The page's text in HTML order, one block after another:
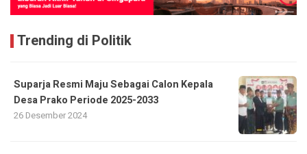
Trending di Politik
Suparja Resmi Maju Sebagai Calon Kepala
Desa Prako Periode 2025-2033
26 Desember 2024